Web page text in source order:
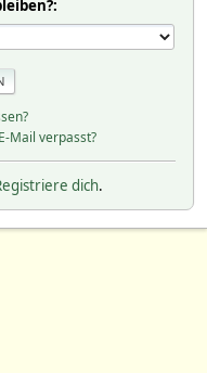
Mail verpasst?
dich.